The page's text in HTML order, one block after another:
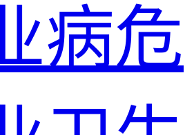
病危